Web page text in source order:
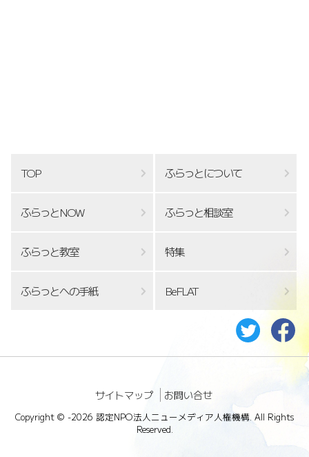
TOP ふらっとについて
ふらっとNOW ふらっと相談室
ふらっと教室 特集
ふらっとへの手紙 BeFLAT
サイトマップ お問い合せ
Copyright © -2026 認定NPO法人ニューメディア人権機構. All Rights
Reserved.